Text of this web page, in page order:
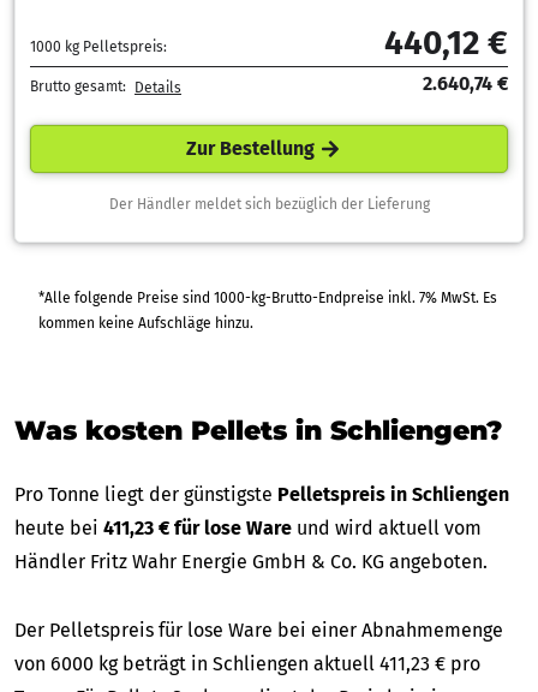
1000 kg Pelletspreis: 440,12 €
Brutto gesamt: Details 2.640,74 €
Zur Bestellung
Der Händler meldet sich bezüglich der Lieferung
*Alle folgende Preise sind 1000-kg-Brutto-Endpreise inkl. 7% MwSt. Es
kommen keine Aufschläge hinzu.
Was kosten Pellets in Schliengen?
Pro Tonne liegt der günstigste Pelletspreis in Schliengen
heute bei 411,23 € für lose Ware und wird aktuell vom
Händler Fritz Wahr Energie GmbH & Co. KG angeboten.
Der Pelletspreis für lose Ware bei einer Abnahmemenge
von 6000 kg beträgt in Schliengen aktuell 411,23 € pro